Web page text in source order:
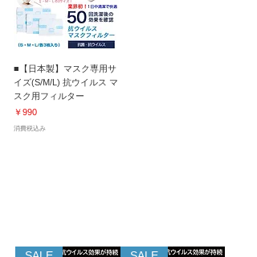
■【日本製】マスク専用サ
イズ(S/M/L) 抗ウイルス マ
スク用フィルター
価格
￥990
消費税込み